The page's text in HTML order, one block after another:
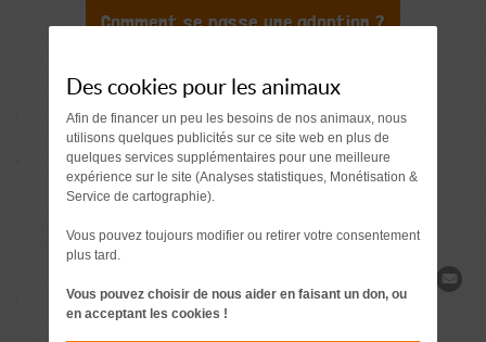
Comment se passe une adoption ?
Demande de
renseignements
Des cookies pour les animaux
Afin de financer un peu les besoins de nos animaux, nous
utilisons quelques publicités sur ce site web en plus de
quelques services supplémentaires pour une meilleure
expérience sur le site (Analyses statistiques, Monétisation &
Service de cartographie).
Vous pouvez toujours modifier ou retirer votre consentement
plus tard.
Vous pouvez choisir de nous aider en faisant un don, ou
en acceptant les cookies !